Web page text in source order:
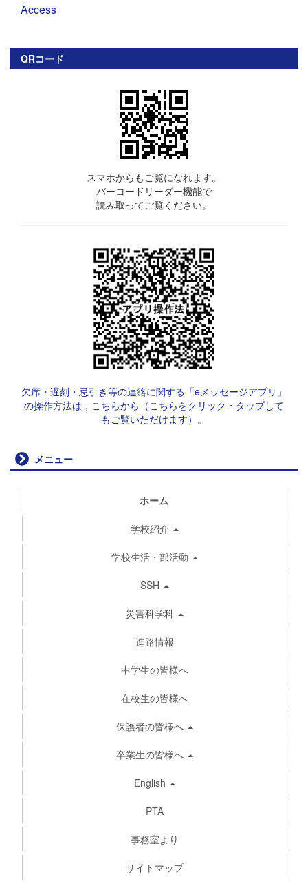
Access
QRコード
スマホからもご覧になれます。
バーコードリーダー機能で
読み取ってご覧ください。
欠席・遅刻・忌引き等の連絡に関する「eメッセージアプリ」
の操作方法は，こちらから（こちらをクリック・タップして
もご覧いただけます）。
メニュー
ホーム
学校紹介
学校生活・部活動
SSH
災害科学科
進路情報
中学生の皆様へ
在校生の皆様へ
保護者の皆様へ
卒業生の皆様へ
English
PTA
事務室より
サイトマップ